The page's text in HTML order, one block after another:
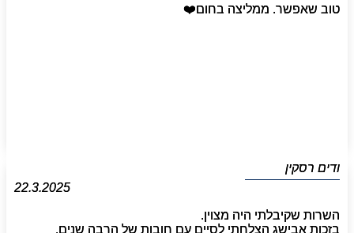
טוב שאפשר. ממליצה בחום❤️‏
השרות שקיבלתי היה מצוין.
בזכות אבישג הצלחתי לסיים עם חובות של הרבה שנים.
ודים רסקין
22.3.2025